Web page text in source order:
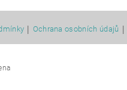
| Ochrana osobních údajů |